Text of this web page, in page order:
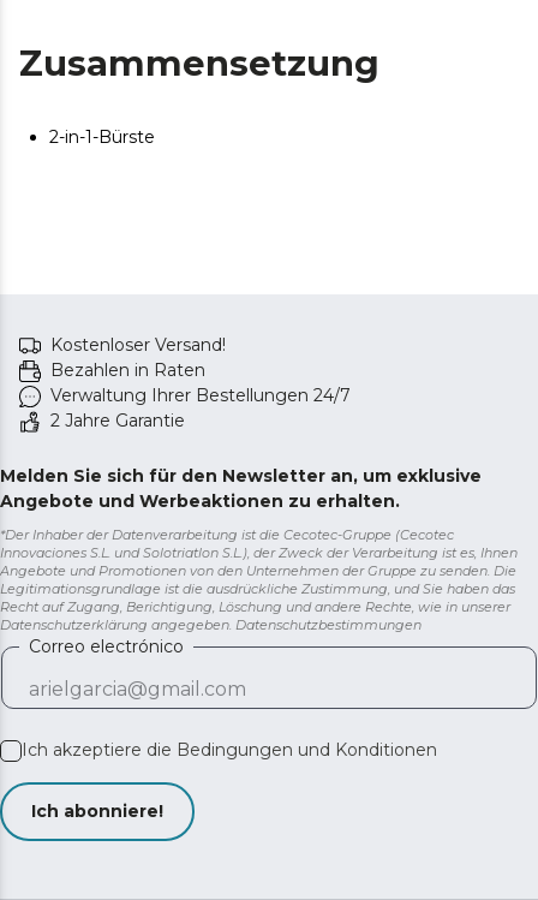
Zusammensetzung
2-in-1-Bürste
Kostenloser Versand!
Bezahlen in Raten
Verwaltung Ihrer Bestellungen 24/7
2 Jahre Garantie
Melden Sie sich für den Newsletter an, um exklusive
Angebote und Werbeaktionen zu erhalten.
*Der Inhaber der Datenverarbeitung ist die Cecotec-Gruppe (Cecotec
Innovaciones S.L. und Solotriatlon S.L.), der Zweck der Verarbeitung ist es, Ihnen
Angebote und Promotionen von den Unternehmen der Gruppe zu senden. Die
Legitimationsgrundlage ist die ausdrückliche Zustimmung, und Sie haben das
Recht auf Zugang, Berichtigung, Löschung und andere Rechte, wie in unserer
Datenschutzerklärung angegeben. Datenschutzbestimmungen
Correo electrónico
Ich akzeptiere die Bedingungen und Konditionen
Ich abonniere!